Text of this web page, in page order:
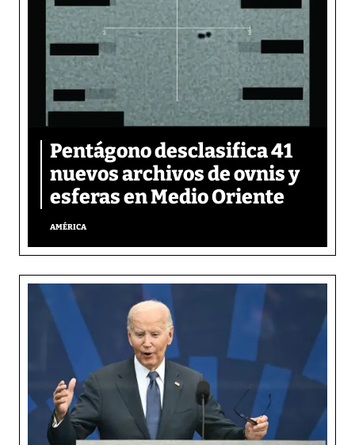
Pentágono desclasifica 41
nuevos archivos de ovnis y
esferas en Medio Oriente
AMÉRICA